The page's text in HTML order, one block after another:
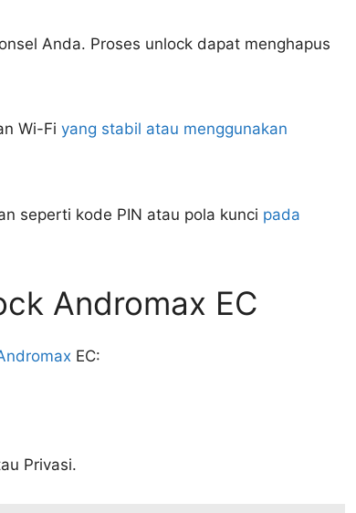
Anda. Proses unlock dapat menghapus
Wi-Fi yang stabil atau menggunakan
seperti kode PIN atau pola kunci pada
Andromax EC
EC:
Privasi.